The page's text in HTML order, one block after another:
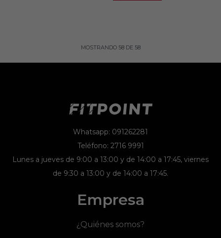
MOSTRANDO 58DE 58
Whatsapp: 091262281
Teléfono: 2716 9991
Lunes a jueves de 9:00 a 13:00 y de 14:00 a 17:45, viernes
de 9:30 a 13:00 y de 14:00 a 17:45.
Empresa
¿Quiénes somos?